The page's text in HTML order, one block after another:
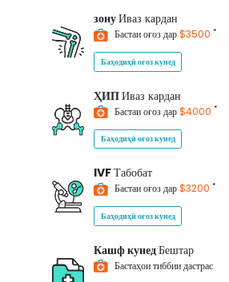
зонуИваз кардан
Бастаи оғоз дар$3500 *
Баҳодиҳӣ оғоз кунед
ҲИПИваз кардан
Бастаи оғоз дар$4000 *
Баҳодиҳӣ оғоз кунед
IVFТабобат
Бастаи оғоз дар$3200 *
Баҳодиҳӣ оғоз кунед
Кашф кунедБештар
Бастаҳои тиббии дастрас